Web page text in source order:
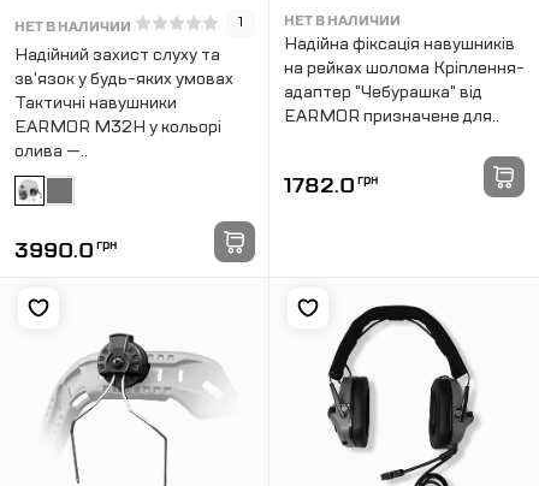
НЕТ В НАЛИЧИИ 1
Надійний захист слуху та
зв'язок у будь-яких умовах
Тактичні навушники
EARMOR M32H у кольорі
олива —..
3990.0 грн
M-16. Олива
НЕТ В НАЛИЧИИ
Надійна фіксація навушників
на рейках шолома Кріплення-
адаптер "Чебурашка" від
EARMOR призначене для..
1782.0 грн